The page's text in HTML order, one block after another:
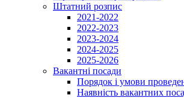
Штатний розпис
2021-2022
2022-2023
2023-2024
2024-2025
2025-2026
Вакантні посади
Порядок і умови
Наявність вакантних